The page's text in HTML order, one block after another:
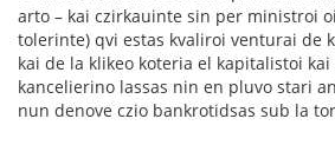
arto – kai czirkauinte sin per ministroi
tolerinte) qvi estas kvaliroi venturai de
kai de la klikeo koteria el kapitalistoi
kancelierino lassas nin en pluvo stari
nun denove czio bankrotidsas sub la